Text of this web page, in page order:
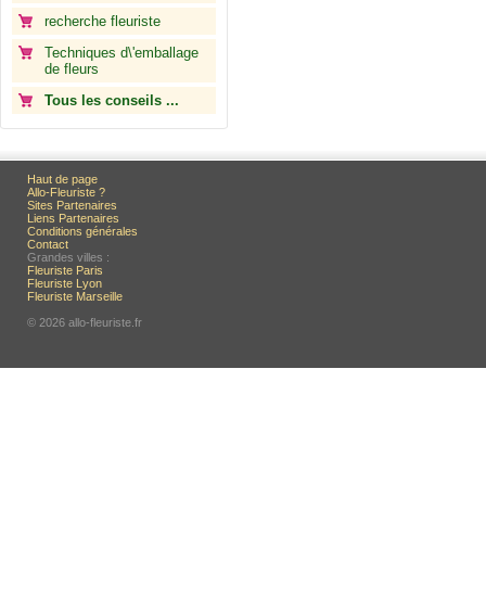
recherche fleuriste
Techniques d\'emballage
de fleurs
Tous les conseils ...
Haut de page
Allo-Fleuriste ?
Sites Partenaires
Liens Partenaires
Conditions générales
Contact
Grandes villes :
Fleuriste Paris
Fleuriste Lyon
Fleuriste Marseille
© 2026 allo-fleuriste.fr